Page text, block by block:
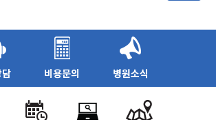
비용문의 병원소식